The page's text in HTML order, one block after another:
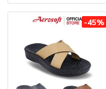
-45%